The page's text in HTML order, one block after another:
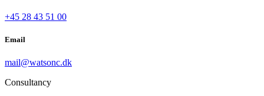
+45 28 43 51 00
Email
mail@watsonc.dk
Consultancy